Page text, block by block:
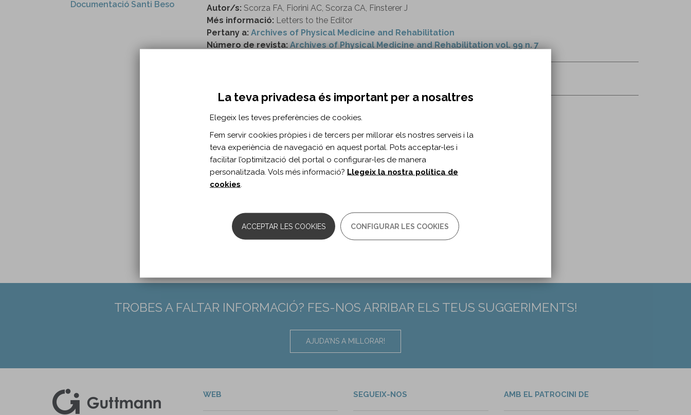
Documentació Santi Beso
Autor/s: Scorza FA, Fiorini AC, Scorza CA, Finsterer J
Més informació: Letters to the Editor
Pertany a: Archives of Physical Medicine and Rehabilitation
Número de revista: Archives of Physical Medicine and Rehabilitation vol. 99 n. 7
Arch Phys Med Rehabil. 2018;99(7)
Tipus de document:
Carta a l'editor
Idioma del document: Anglès
Pàgines:
DOI:10.1016/j.apmr.2018.01.033
TROBES A FALTAR INFORMACIÓ? FES-NOS ARRIBAR ELS TEUS SUGGERIMENTS!
AJUDA'NS A MILLORAR!
WEB SEGUEIX-NOS AMB EL PATROCINI DE
La teva privadesa és important per a nosaltres
Elegeix les teves preferències de cookies.
Fem servir cookies pròpies i de tercers per millorar els nostres serveis i la
teva experiència de navegació en aquest portal. Pots acceptar-les i
facilitar l’optimització del portal o configurar-les de manera
personalitzada. Vols més informació? Llegeix la nostra política de
cookies
ACCEPTAR LES COOKIES CONFIGURAR LES COOKIES